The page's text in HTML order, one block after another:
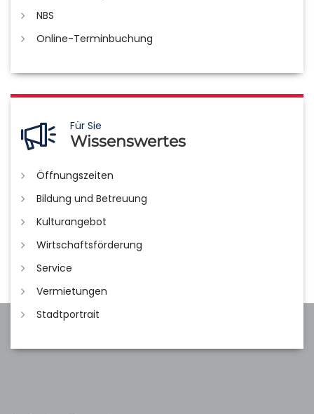
NBS
Online-Terminbuchung
Für Sie
Wissenswertes
Öffnungszeiten
Bildung und Betreuung
Kulturangebot
Wirtschaftsförderung
Service
Vermietungen
Stadtportrait